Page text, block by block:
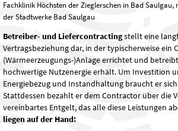
Fachklinik Höchsten der Zieglerschen in Bad
der Stadtwerke Bad Saulgau
Betreiber- und Liefercontractingstellt eine
Vertragsbeziehung dar, in der typischerweise ein
(Wärmeerzeugungs-)Anlage errichtet und
hochwertige Nutzenergie erhält. Um Investition
Energiebezug und Instandhaltung braucht er
Stattdessen bezahlt er dem Contractor über die
vereinbartes Entgelt, das alle diese Leistungen
liegen auf der Hand: